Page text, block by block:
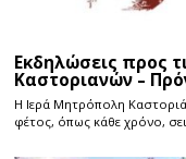
Εκδηλώσεις προς
Καστοριανών –
Η Ιερά Μητρόπολη
φέτος, όπως κάθε χρόνο,